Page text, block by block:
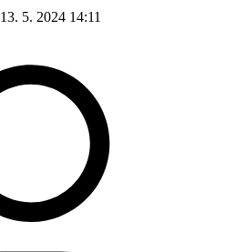
13. 5. 2024 14:11